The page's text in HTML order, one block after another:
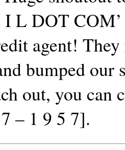
L DOT COM’
agent!
bumped
out, you
– 1 9 5 7].